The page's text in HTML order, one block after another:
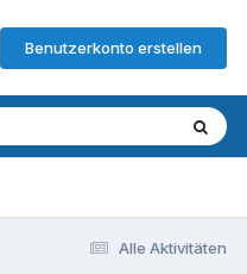
Benutzerkonto erstellen
Alle Aktivitäten